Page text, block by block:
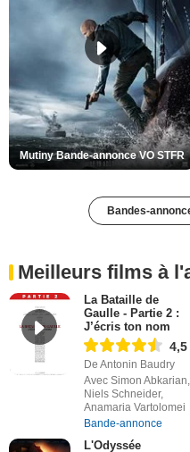
Mutiny Bande-annonce VO STFR
Bandes-
Meilleurs films à
La Bataille de
Gaulle - Partie 2 :
J’écris ton nom
4,5
De Antonin Baudry
Avec Simon Abkarian,
Niels Schneider,
Anamaria Vartolomei
Bande-annonce
L'Odyssée